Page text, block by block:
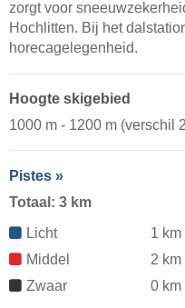
zorgt voor
Hochlitten. Bij het
horecagelegenheid.
Hoogte skigebied
1000 m - 1200 m (verschil
Pistes »
Totaal: 3 km
Licht
1 km
Middel
2 km
Zwaar
0 km